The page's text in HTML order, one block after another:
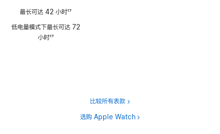
最长可达 42 小时17
低电量模式下最长可达 72
小时17
比较所有表款
选购 Apple Watch